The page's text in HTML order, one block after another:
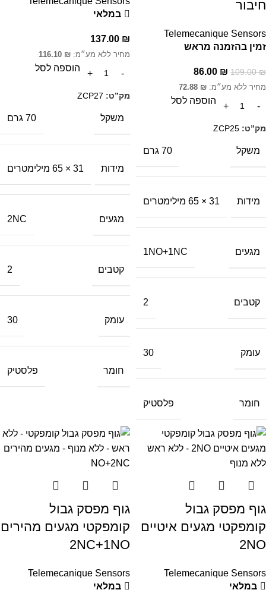
חיבור
Telemecanique Sensors
זמין בהזמנה מראש
109.00₪
86.00 ₪
מחיר ללא מע״מ: 72.88 ₪
הוספה לסל
מק”ט: ZCP25
משקל 70 גרם
מידות 31 × 65 מילימטרים
מגעים 1NO+1NC
קטבים 2
עומק 30
חומר פלסטיק
במלאי
137.00 ₪
מחיר ללא מע״מ: 116.10 ₪
הוספה לסל
מק”ט: ZCP27
משקל 70 גרם
מידות 31 × 65 מילימטרים
מגעים 2NC
קטבים 2
עומק 30
חומר פלסטיק
גוף מפסק גבול
קומפקטי מגעים איטיים
2NO
Telemecanique Sensors
במלאי
גוף מפסק גבול
קומפקטי מגעים מהירים
2NC+1NO
Telemecanique Sensors
במלאי